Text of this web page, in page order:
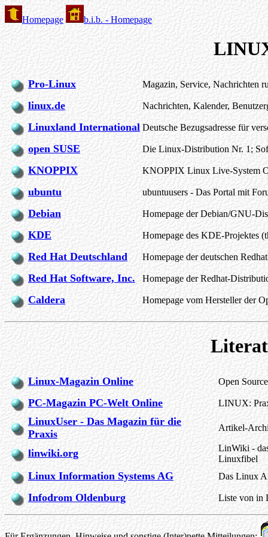
Homepage b.i.b. - Homepage
Pro-Linux Magazin, Service, Nachrichten
linux.de Nachrichten, Kalender,
Linuxland International Deutsche Bezugsadresse für
open SUSE Die Linux-Distribution Nr. 1;
KNOPPIX KNOPPIX Linux Live-System
ubuntu ubuntuusers - Das Portal mit
Debian Homepage der Debian/GNU-
KDE Homepage des KDE-Projektes
Red Hat Deutschland Homepage der deutschen
Red Hat Software, Inc. Homepage der Redhat-
Caldera Homepage vom Hersteller der
Linux-Magazin Online Open
PC-Magazin PC-Welt Online LINUX:
LinuxUser - Das Magazin für die
Praxis
Artikel-
linwiki.org
LinWiki -
Linuxfibel
Linux Information Systems AG Das Linux
Infodrom Oldenburg Liste von in